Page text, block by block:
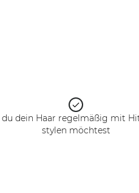
du dein Haar regelmäßig mit
stylen möchtest